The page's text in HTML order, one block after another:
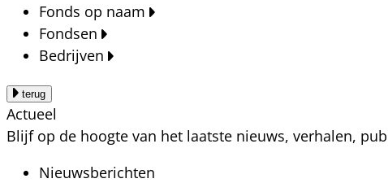
Fonds op naam
Fondsen
Bedrijven
terug
Actueel
Blijf op de hoogte van het laatste nieuws, verhalen,
Nieuwsberichten